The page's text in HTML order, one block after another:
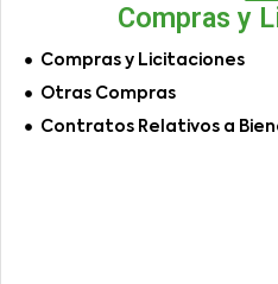
Compras y
Compras y Licitaciones
Otras Compras
Contratos Relativos a